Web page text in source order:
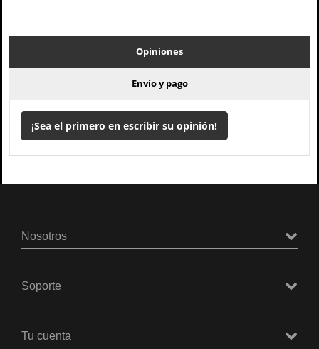
Opiniones
Envío y pago
¡Sea el primero en escribir su opinión!
Nosotros
Soporte
Tu cuenta